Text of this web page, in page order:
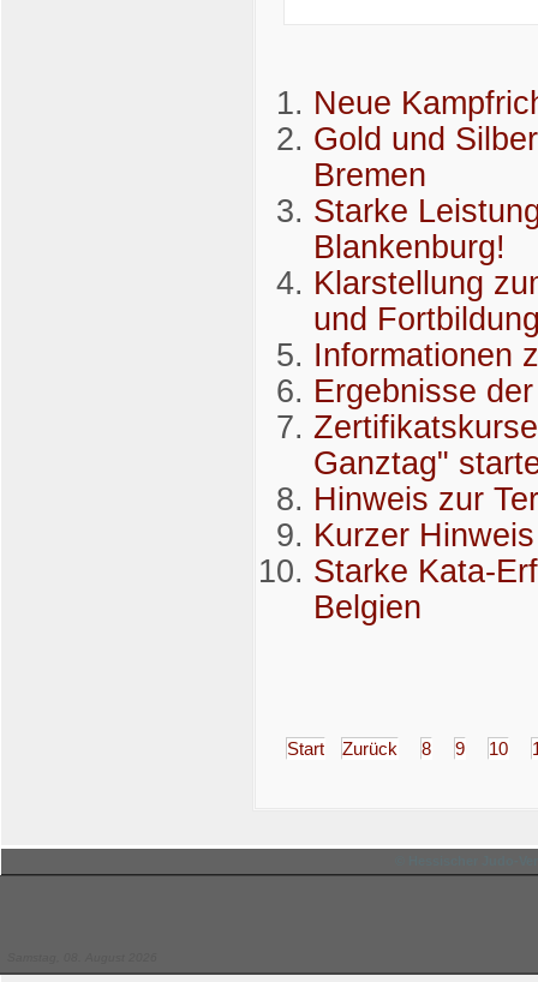
Neue
Gold und
Bremen
Starke
Blankenburg!
Klarstellung
und
Informationen
Ergebnisse
Ganztag"
Hinweis zur
Kurzer
Starke Kata-
Belgien
Start Zurück 8 9 10